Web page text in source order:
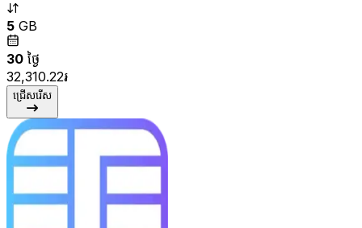
5 GB
30 ថ្ងៃ
32,310.22៛
ជ្រើសរើស